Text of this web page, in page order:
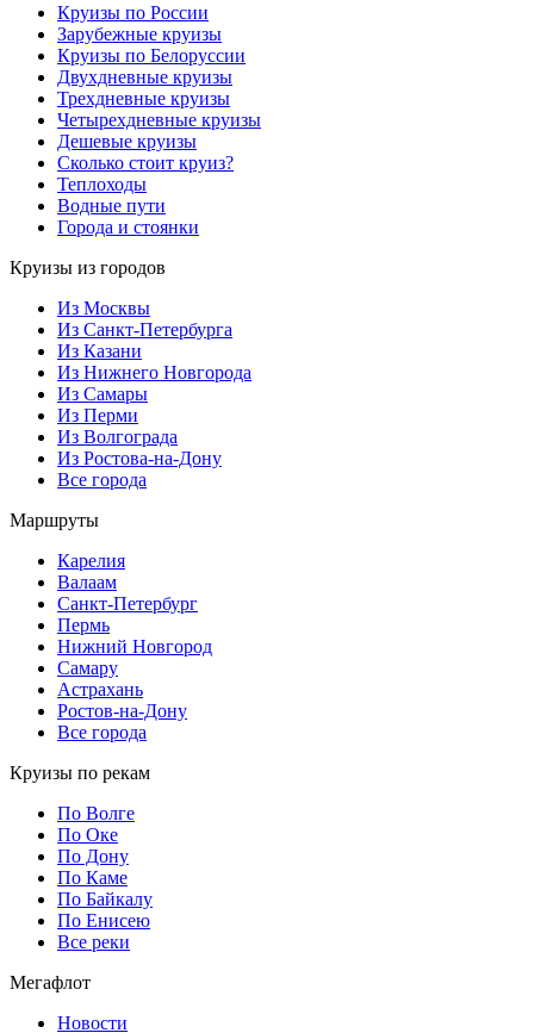
Круизы по России
Зарубежные круизы
Круизы по Белоруссии
Двухдневные круизы
Трехдневные круизы
Четырехдневные круизы
Дешевые круизы
Сколько стоит круиз?
Теплоходы
Водные пути
Города и стоянки
Круизы из городов
Из Москвы
Из Санкт-Петербурга
Из Казани
Из Нижнего Новгорода
Из Самары
Из Перми
Из Волгограда
Из Ростова-на-Дону
Все города
Маршруты
Карелия
Валаам
Санкт-Петербург
Пермь
Нижний Новгород
Самару
Астрахань
Ростов-на-Дону
Все города
Круизы по рекам
По Волге
По Оке
По Дону
По Каме
По Байкалу
По Енисею
Все реки
Мегафлот
Новости